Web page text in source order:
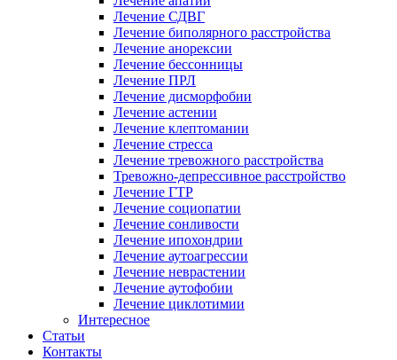
Лечение СДВГ
Лечение биполярного расстройства
Лечение анорексии
Лечение бессонницы
Лечение ПРЛ
Лечение дисморфобии
Лечение астении
Лечение клептомании
Лечение стресса
Лечение тревожного расстройства
Тревожно-депрессивное расстройство
Лечение ГТР
Лечение социопатии
Лечение сонливости
Лечение ипохондрии
Лечение аутоагрессии
Лечение неврастении
Лечение аутофобии
Лечение циклотимии
Интересное
Статьи
Контакты